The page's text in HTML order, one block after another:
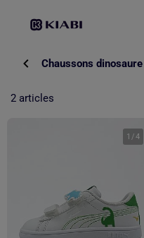
Chaussons dinosaure
2 articles
1 /4